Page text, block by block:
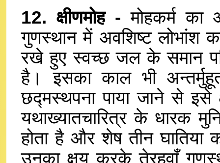
12. क्षीणमोह - मोहकर्म का
गुणस्थान में अवशिष्ट लोभांश
रखे हुए स्वच्छ जल के समान
है। इसका काल भी
छद्मस्थपना पाया जाने से इसे
यथाख्यातचारित्र के धारक
होता है और शेष तीन घातिया
उनका क्षय करके तेरहवाँ